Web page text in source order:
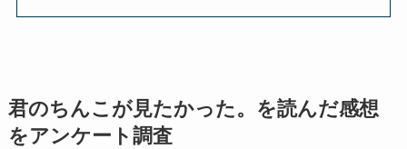
君のちんこが見たかった。を読んだ感想
をアンケート調査